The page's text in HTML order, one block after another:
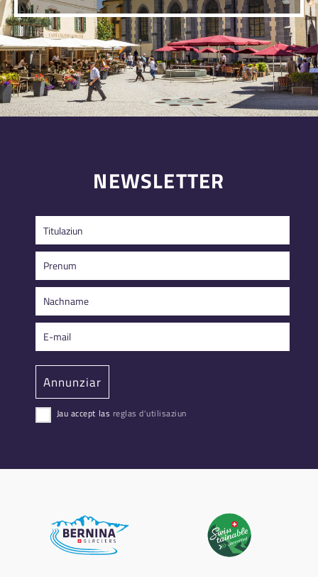
NEWSLETTER
Jau accept las reglas d'utilisaziun